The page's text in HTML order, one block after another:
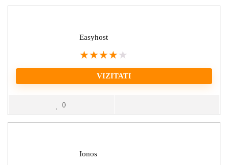
Easyhost
★★★★ ★
VIZITATI
0
Ionos